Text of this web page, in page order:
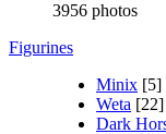
3956 photos
Figurines
Minix [5]
Weta [22]
Dark